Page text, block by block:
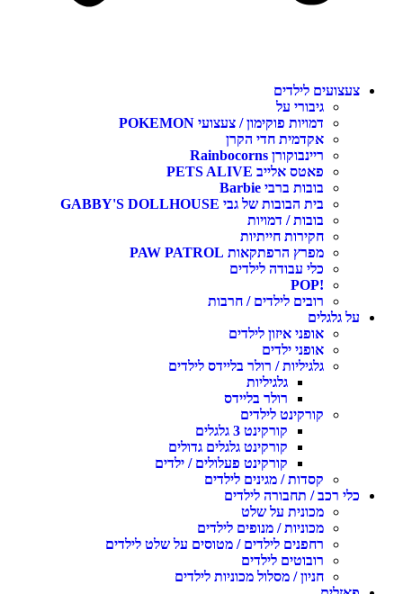
לילדים
גיבורי על
דמויות פוקימון / צעצועי POKEMON
אקדמית חדי הקרן
ריינבוקורן Rainbocorns
פאטס אלייב PETS ALIVE
בובות ברבי Barbie
בית הבובות של גבי GABBY'S DOLLHOUSE
בובות / דמויות
חקירות חייתיות
מפרץ הרפתקאות PAW PATROL
כלי עבודה לילדים
רובים לילדים / חרבות
גלגלים
אופני איזון לילדים
אופני ילדים
גלגיליות / רולר בליידס לילדים
גלגיליות
רולר בליידס
קורקינט לילדים
קורקינט 3 גלגלים
קורקינט גלגלים גדולים
קורקינט פעלולים / ילדים
קסדות / מגינים לילדים
רכב / תחבורה לילדים
מכונית על שלט
מכוניות / מנופים לילדים
רחפנים לילדים / מטוסים על שלט לילדים
רובוטים לילדים
חניון / מסלול מכוניות לילדים